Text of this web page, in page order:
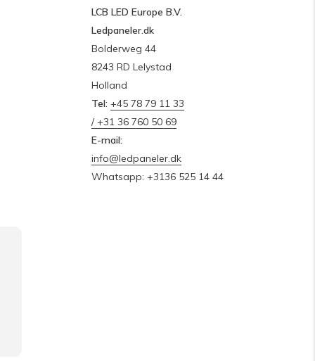
LCB LED Europe B.V.
Ledpaneler.dk
Bolderweg 44
8243 RD Lelystad
Holland
Tel: +45 78 79 11 33
/ +31 36 760 50 69
E-mail:
info@ledpaneler.dk
Whatsapp: +3136 525 14 44